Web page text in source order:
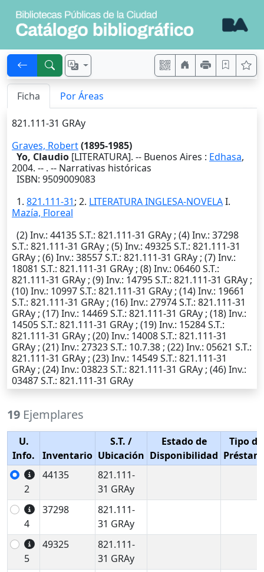
Ficha Por Áreas
821.111-31 GRAy
Graves, Robert(1895-1985)
Yo, Claudio [LITERATURA]. -- Buenos Aires : Edhasa,
2004. -- . -- Narrativas históricas
ISBN: 9509009083
1. 821.111-31; 2. LITERATURA INGLESA-NOVELAI.
Mazía, Floreal
(2)Inv.: 44135S.T.: 821.111-31 GRAy ; (4)Inv.: 37298
S.T.: 821.111-31 GRAy ; (5)Inv.: 49325S.T.: 821.111-31
GRAy ; (6)Inv.: 38557S.T.: 821.111-31 GRAy ; (7)Inv.:
18081 S.T.: 821.111-31 GRAy ; (8)Inv.: 06460S.T.:
821.111-31 GRAy ; (9)Inv.: 14795S.T.: 821.111-31 GRAy ;
(10)Inv.: 10997S.T.: 821.111-31 GRAy ; (14)Inv.: 19661
S.T.: 821.111-31 GRAy ; (16)Inv.: 27974S.T.: 821.111-31
GRAy ; (17)Inv.: 14469S.T.: 821.111-31 GRAy ; (18)Inv.:
14505S.T.: 821.111-31 GRAy ; (19)Inv.: 15284S.T.:
821.111-31 GRAy ; (20)Inv.: 14008S.T.: 821.111-31
GRAy ; (21)Inv.: 27323S.T.: 10.7.38 ; (22)Inv.: 05621 S.T.:
821.111-31 GRAy ; (23)Inv.: 14549S.T.: 821.111-31
GRAy ; (24)Inv.: 03823S.T.: 821.111-31 GRAy ; (46)Inv.:
03487S.T.: 821.111-31 GRAy
19 Ejemplares
U.
Info.
Inventario
S.T. /
Ubicación
Estado de
Disponibilidad
Tipo de
2
44135
821.111-
31 GRAy
4
37298
821.111-
31 GRAy
5
49325
821.111-
31 GRAy